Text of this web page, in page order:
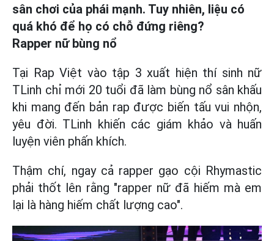
sân chơi của phái mạnh. Tuy nhiên, liệu có
quá khó để họ có chỗ đứng riêng?
Rapper nữ bùng nổ
Tại Rap Việt vào tập 3 xuất hiện thí sinh nữ
TLinh chỉ mới 20 tuổi đã làm bùng nổ sân khấu
khi mang đến bản rap được biến tấu vui nhộn,
yêu đời. TLinh khiến các giám khảo và huấn
luyện viên phấn khích.
Thậm chí, ngay cả rapper gạo cội Rhymastic
phải thốt lên rằng "rapper nữ đã hiếm mà em
lại là hàng hiếm chất lượng cao".